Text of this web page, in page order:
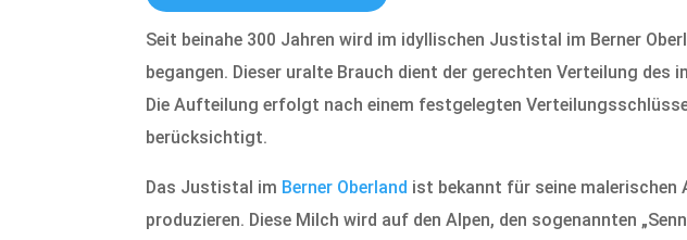
Seit beinahe 300 Jahren wird im idyllischen Justistal im Berner
begangen. Dieser uralte Brauch dient der gerechten Verteilung
Die Aufteilung erfolgt nach einem festgelegten
berücksichtigt.
Das Justistal im Berner Oberland ist bekannt für seine malerischen
produzieren. Diese Milch wird auf den Alpen, den sogenannten